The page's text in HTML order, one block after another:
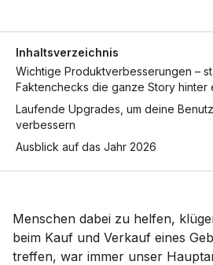
Inhaltsverzeichnis
Wichtige Produktverbesserungen –
Faktenchecks die ganze Story hinter
Laufende Upgrades, um deine
verbessern
Ausblick auf das Jahr 2026
Menschen dabei zu helfen,
beim Kauf und Verkauf eines
treffen, war immer unser